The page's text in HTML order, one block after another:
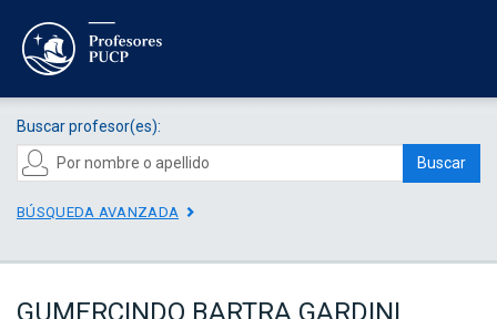
Buscar profesor(es):
Buscar
BÚSQUEDA AVANZADA